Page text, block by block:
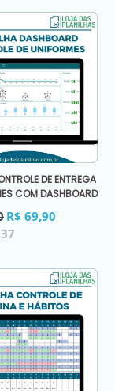
DE ENTREGA
COM DASHBOARD
R$ 69,90